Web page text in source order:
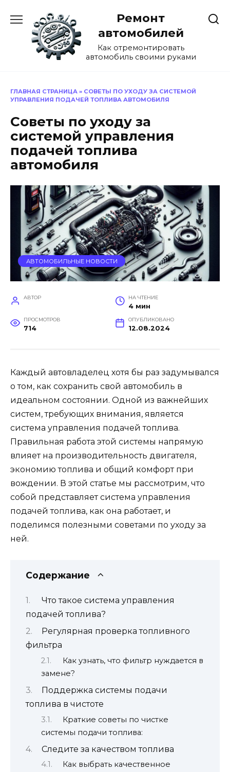
содержанию
Ремонт
автомобилей
Как отремонтировать
автомобиль своими руками
ГЛАВНАЯ СТРАНИЦА » СОВЕТЫ ПО УХОДУ ЗА СИСТЕМОЙ
УПРАВЛЕНИЯ ПОДАЧЕЙ ТОПЛИВА АВТОМОБИЛЯ
Советы по уходу за
системой управления
подачей топлива
автомобиля
АВТОМОБИЛЬНЫЕ НОВОСТИ
АВТОР НА ЧТЕНИЕ
4 мин
ПРОСМОТРОВ
714
ОПУБЛИКОВАНО
12.08.2024
Каждый автовладелец хотя бы раз задумывался
о том, как сохранить свой автомобиль в
идеальном состоянии. Одной из важнейших
систем, требующих внимания, является
система управления подачей топлива.
Правильная работа этой системы напрямую
влияет на производительность двигателя,
экономию топлива и общий комфорт при
вождении. В этой статье мы рассмотрим, что
собой представляет система управления
подачей топлива, как она работает, и
поделимся полезными советами по уходу за
ней.
Содержание
Что такое система управления
подачей топлива?
Регулярная проверка топливного
фильтра
Как узнать, что фильтр нуждается в
замене?
Поддержка системы подачи
топлива в чистоте
Краткие советы по чистке
системы подачи топлива:
Следите за качеством топлива
Как выбрать качественное